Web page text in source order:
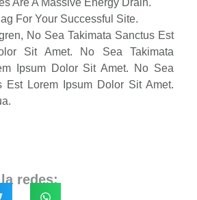
For Your Successful Site.
No Sea Takimata Sanctus Est
Sit Amet. No Sea Takimata
Ipsum Dolor Sit Amet. No Sea
Est Lorem Ipsum Dolor Sit Amet.
redes: